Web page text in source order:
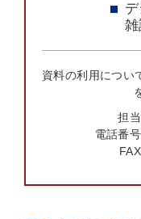
資料の利用につい
担当
電話番号
FAX